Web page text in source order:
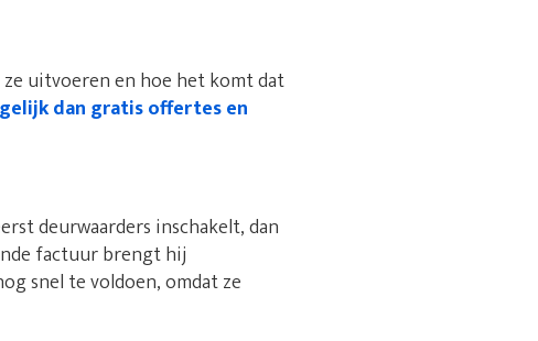
ze uitvoeren en hoe het komt dat
dan gratis offertes en
deurwaarders inschakelt, dan
factuur brengt hij
snel te voldoen, omdat ze